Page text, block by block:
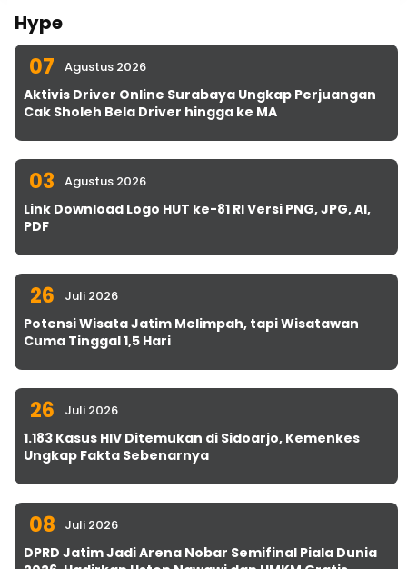
Hype
07 Agustus 2026
Aktivis Driver Online Surabaya Ungkap Perjuangan
Cak Sholeh Bela Driver hingga ke MA
03 Agustus 2026
Link Download Logo HUT ke-81 RI Versi PNG, JPG, AI,
PDF
26 Juli 2026
Potensi Wisata Jatim Melimpah, tapi Wisatawan
Cuma Tinggal 1,5 Hari
26 Juli 2026
1.183 Kasus HIV Ditemukan di Sidoarjo, Kemenkes
Ungkap Fakta Sebenarnya
08 Juli 2026
DPRD Jatim Jadi Arena Nobar Semifinal Piala Dunia